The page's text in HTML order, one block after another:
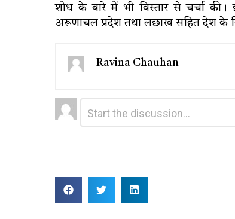
शोध के बारे में भी विस्तार से चर्चा
अरूणाचल प्रदेश तथा लछाख सहित देश के
Ravina Chauhan
Leave
a